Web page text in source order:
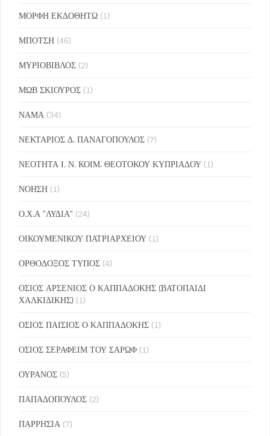
ΜΟΡΦΗ ΕΚΔΟΘΗΤΩ (1)
ΜΠΟΤΣΗ (46)
ΜΥΡΙΟΒΙΒΛΟΣ (2)
ΜΩΒ ΣΚΙΟΥΡΟΣ (1)
ΝΑΜΑ (34)
ΝΕΚΤΑΡΙΟΣ Δ. ΠΑΝΑΓΟΠΟΥΛΟΣ (7)
ΝΕΟΤΗΤΑ Ι. Ν. ΚΟΙΜ. ΘΕΟΤΟΚΟΥ ΚΥΠΡΙΑΔΟΥ (1)
ΝΟΗΣΗ (1)
Ο.Χ.Α "ΛΥΔΙΑ" (24)
ΟΙΚΟΥΜΕΝΙΚΟΥ ΠΑΤΡΙΑΡΧΕΙΟΥ (1)
ΟΡΘΟΔΟΞΟΣ ΤΥΠΟΣ (4)
ΟΣΙΟΣ ΑΡΣΕΝΙΟΣ Ο ΚΑΠΠΑΔΟΚΗΣ (ΒΑΤΟΠΑΙΔΙ
ΧΑΛΚΙΔΙΚΗΣ) (1)
ΟΣΙΟΣ ΠΑΙΣΙΟΣ Ο ΚΑΠΠΑΔΟΚΗΣ (1)
ΟΣΙΟΣ ΣΕΡΑΦΕΙΜ ΤΟΥ ΣΑΡΩΦ (1)
ΟΥΡΑΝΟΣ (5)
ΠΑΠΑΔΟΠΟΥΛΟΣ (2)
ΠΑΡΡΗΣΙΑ (7)